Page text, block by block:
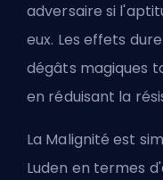
adversaire si
eux. Les effets
dégâts magiques
en réduisant la
La Malignité est
Luden en termes